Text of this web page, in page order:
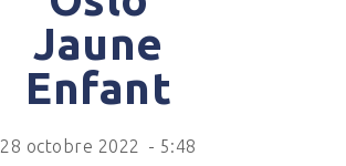
Jaune
Enfant
28 octobre 2022 - 5:48